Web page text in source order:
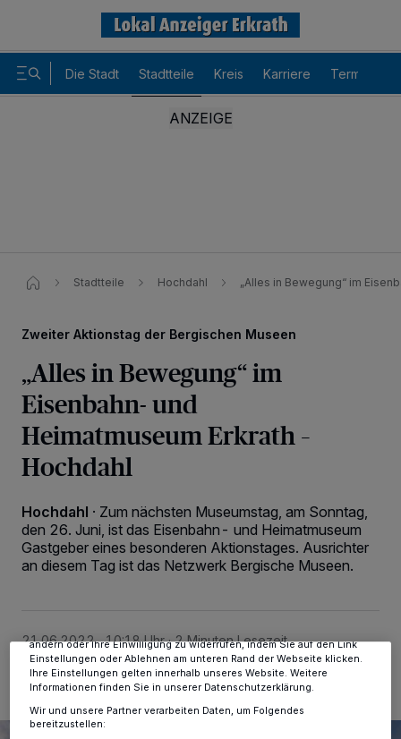
Die Stadt Stadtteile Kreis Karriere Termine
Stadtteile Hochdahl „Alles in Bewegung“ im
Zweiter Aktionstag der Bergischen Museen
„Alles in Bewegung“ im
Eisenbahn- und
Heimatmuseum Erkrath –
Hochdahl
Hochdahl · Zum nächsten Museumstag, am Sonntag,
den 26. Juni, ist das Eisenbahn- und Heimatmuseum
Gastgeber eines besonderen Aktionstages. Ausrichter
an diesem Tag ist das Netzwerk Bergische Museen.
21.06.2022 , 10:18 Uhr 2 Minuten Lesezeit
Wir und unsere 218 -Partner speichern und greifen auf
personenbezogene Daten wie Browserdaten oder eindeutige
Kennungen auf Ihrem Gerät zu. Durch Auswahl von OK aktivieren Sie
Tracking-Technologien für die unter „Wir und unsere Partner
ändern oder Ihre Einwilligung zu widerrufen, indem Sie auf den Link
Einstellungen oder Ablehnen am unteren Rand der Webseite klicken.
Ihre Einstellungen gelten innerhalb unseres Website. Weitere
Informationen finden Sie in unserer Datenschutzerklärung.
Wir und unsere Partner verarbeiten Daten, um Folgendes
bereitzustellen: